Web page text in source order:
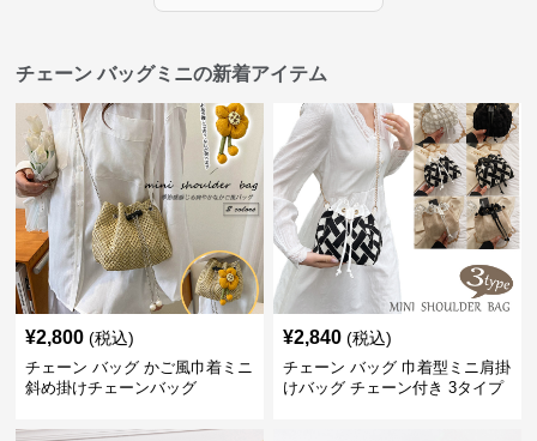
チェーン バッグミニの新着アイテム
¥2,800 (税込)
チェーン バッグ かご風巾着ミニ
斜め掛けチェーンバッグ
¥2,840 (税込)
チェーン バッグ 巾着型ミニ肩掛
けバッグ チェーン付き 3タイプ